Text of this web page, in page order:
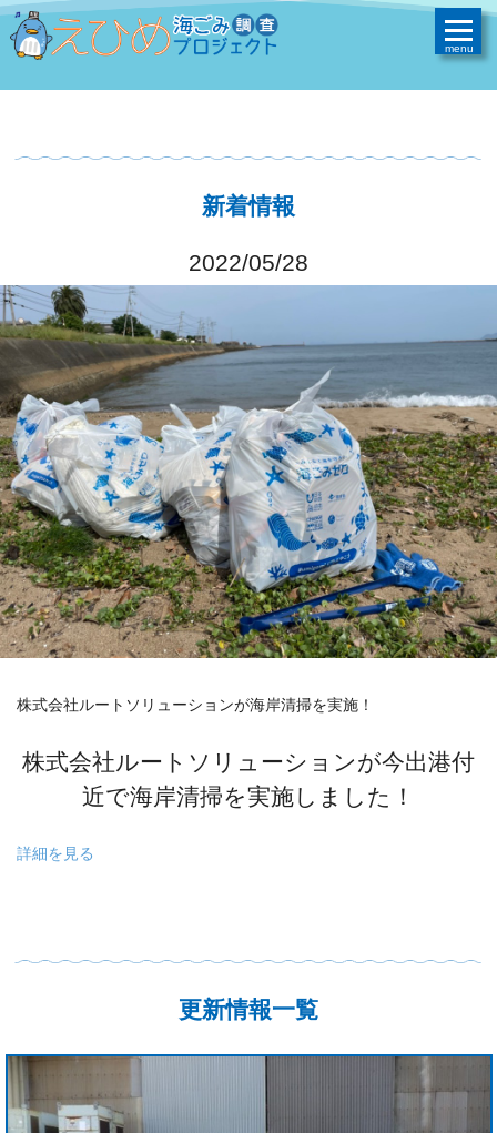
新着情報
2022/05/28
株式会社ルートソリューションが海岸清掃を実施！
株式会社ルートソリューションが今出港付
近で海岸清掃を実施しました！
詳細を見る
更新情報一覧